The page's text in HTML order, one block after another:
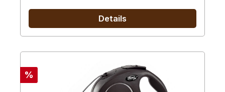
Details
%